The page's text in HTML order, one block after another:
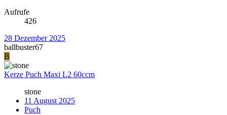
Aufrufe
426
28 Dezember 2025
ballbuster67
B
Kerze Puch Maxi L2 60ccm
stone
11 August 2025
Puch